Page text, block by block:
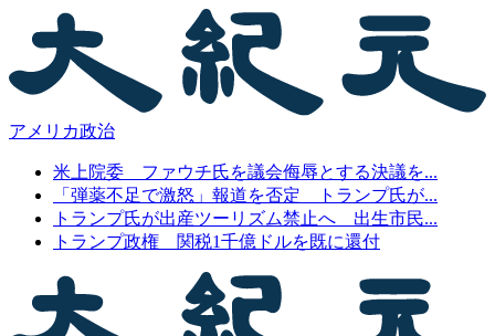
アメリカ政治
米上院委 ファウチ氏を議会侮辱とする決議を...
「弾薬不足で激怒」報道を否定 トランプ氏が...
トランプ氏が出産ツーリズム禁止へ 出生市民...
トランプ政権 関税1千億ドルを既に還付